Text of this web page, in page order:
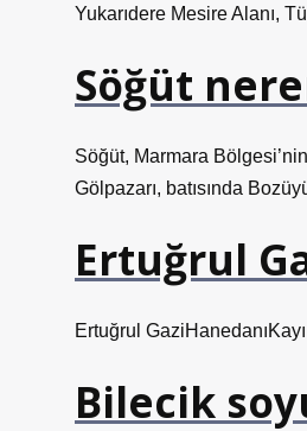
Yukarıdere Mesire Alanı,
Söğüt
Söğüt, Marmara
Gölpazarı, batısında
Ertuğrul
Ertuğrul
Bilecik